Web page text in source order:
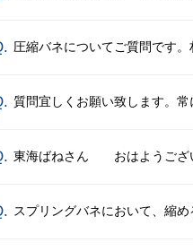
圧縮バネについてご質問です
質問宜しくお願い致します。
東海ばねさん おはようござ
スプリングバネにおいて、縮